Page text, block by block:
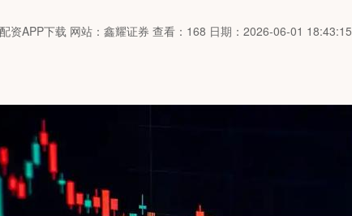
资APP下载 网站：鑫耀证券 查看：168 日期：2026-06-01 18:43:15